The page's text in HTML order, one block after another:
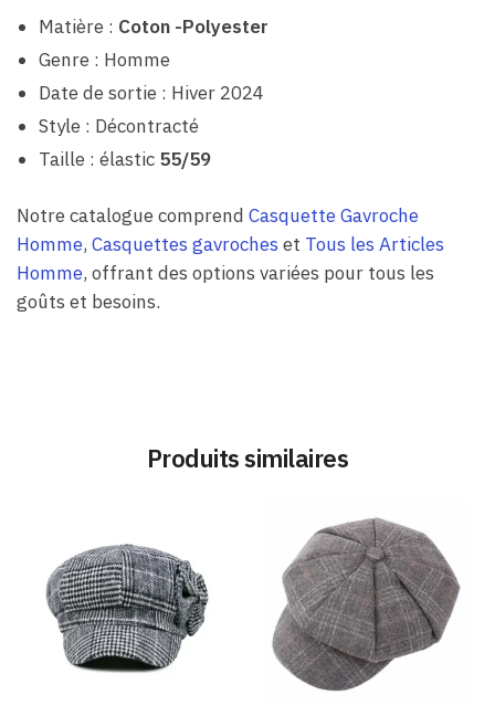
Matière : Coton -Polyester
Genre : Homme
Date de sortie : Hiver 2024
Style : Décontracté
Taille : élastic 55/59
Notre catalogue comprend Casquette Gavroche
Homme, Casquettes gavroches et Tous les Articles
Homme, offrant des options variées pour tous les
goûts et besoins.
Produits similaires